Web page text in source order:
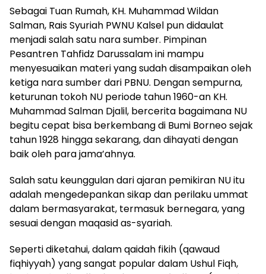
Sebagai Tuan Rumah, KH. Muhammad Wildan
Salman, Rais Syuriah PWNU Kalsel pun didaulat
menjadi salah satu nara sumber. Pimpinan
Pesantren Tahfidz Darussalam ini mampu
menyesuaikan materi yang sudah disampaikan oleh
ketiga nara sumber dari PBNU. Dengan sempurna,
keturunan tokoh NU periode tahun 1960-an KH.
Muhammad Salman Djalil, bercerita bagaimana NU
begitu cepat bisa berkembang di Bumi Borneo sejak
tahun 1928 hingga sekarang, dan dihayati dengan
baik oleh para jama’ahnya.
Salah satu keunggulan dari ajaran pemikiran NU itu
adalah mengedepankan sikap dan perilaku ummat
dalam bermasyarakat, termasuk bernegara, yang
sesuai dengan maqasid as-syariah.
Seperti diketahui, dalam qaidah fikih (qawaud
fiqhiyyah) yang sangat popular dalam Ushul Fiqh,